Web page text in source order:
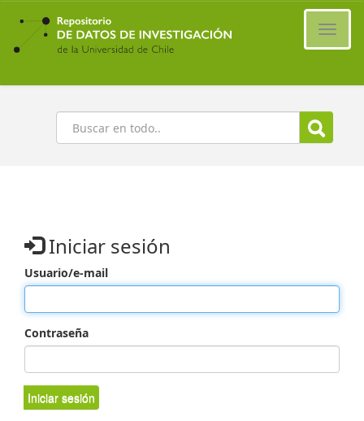
Ir
contenido
principal
Buscar
Iniciar sesión
Usuario/e-mail
Contraseña
Iniciar sesión